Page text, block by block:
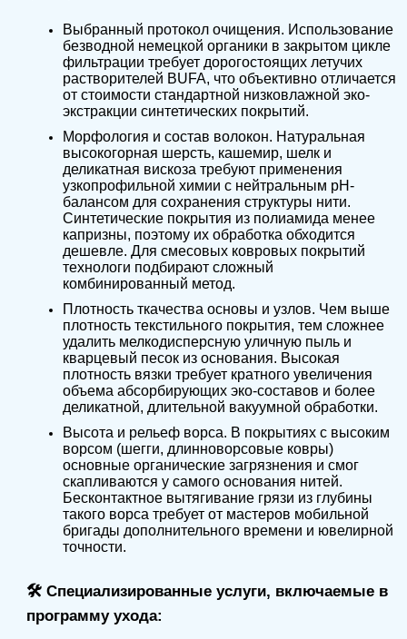
Выбранный протокол очищения. Использование
безводной немецкой органики в закрытом цикле
фильтрации требует дорогостоящих летучих
растворителей BUFA, что объективно отличается
от стоимости стандартной низковлажной эко-
экстракции синтетических покрытий.
Морфология и состав волокон. Натуральная
высокогорная шерсть, кашемир, шелк и
деликатная вискоза требуют применения
узкопрофильной химии с нейтральным pH-
балансом для сохранения структуры нити.
Синтетические покрытия из полиамида менее
капризны, поэтому их обработка обходится
дешевле. Для смесовых ковровых покрытий
технологи подбирают сложный
комбинированный метод.
Плотность ткачества основы и узлов. Чем выше
плотность текстильного покрытия, тем сложнее
удалить мелкодисперсную уличную пыль и
кварцевый песок из основания. Высокая
плотность вязки требует кратного увеличения
объема абсорбирующих эко-составов и более
деликатной, длительной вакуумной обработки.
Высота и рельеф ворса. В покрытиях с высоким
ворсом (шегги, длинноворсовые ковры)
основные органические загрязнения и смог
скапливаются у самого основания нитей.
Бесконтактное вытягивание грязи из глубины
такого ворса требует от мастеров мобильной
бригады дополнительного времени и ювелирной
точности.
🛠️ Специализированные услуги, включаемые в
программу ухода: